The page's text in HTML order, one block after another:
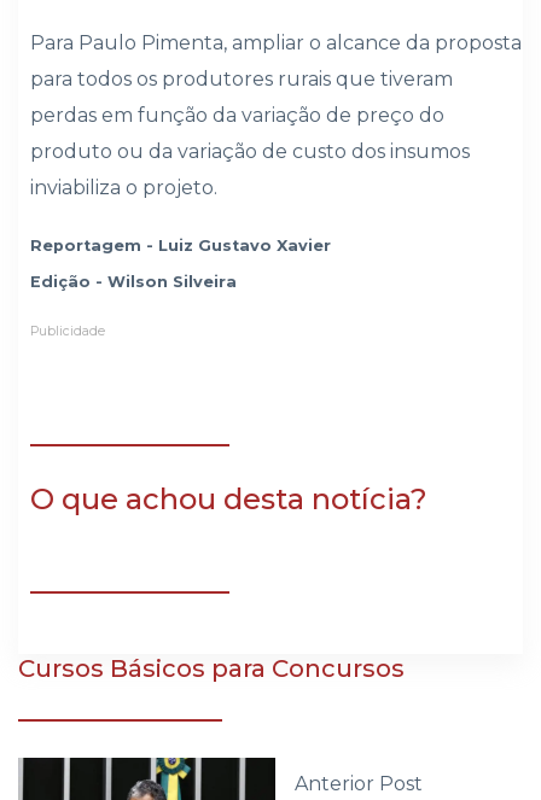
Para Paulo Pimenta, ampliar o alcance da proposta
para todos os produtores rurais que tiveram
perdas em função da variação de preço do
produto ou da variação de custo dos insumos
inviabiliza o projeto.
Reportagem - Luiz Gustavo Xavier
Edição - Wilson Silveira
Publicidade
O que achou desta notícia?
Cursos Básicos para Concursos
Anterior Post